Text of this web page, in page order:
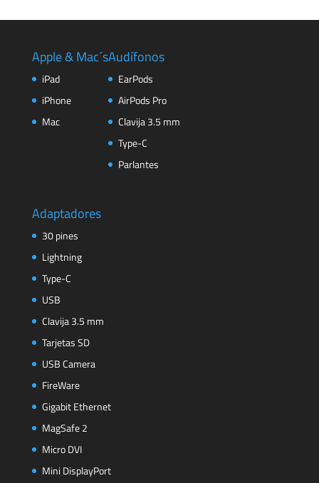
Apple & Mac´s
iPad
iPhone
Mac
Audífonos
EarPods
AirPods Pro
Clavija 3.5 mm
Type-C
Parlantes
Adaptadores
30 pines
Lightning
Type-C
USB
Clavija 3.5 mm
Tarjetas SD
USB Camera
FireWare
Gigabit Ethernet
MagSafe 2
Micro DVI
Mini DisplayPort